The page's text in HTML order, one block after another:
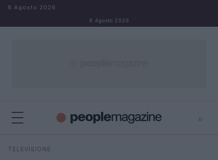
Salta al contenuto
8 Agosto 2026
8 Agosto 2026
⌕
Cerca
TELEVISIONE